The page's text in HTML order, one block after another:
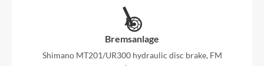
Bremsanlage
Shimano MT201/UR300 hydraulic disc brake, FM